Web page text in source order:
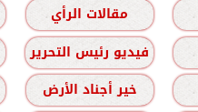
مقالات الرأي
فيديو رئيس التحرير
خير أجناد الأرض